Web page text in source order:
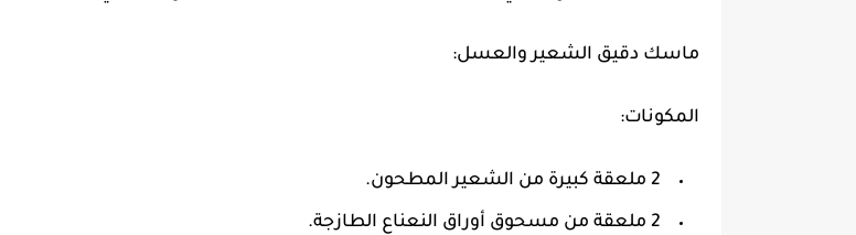
ماسك دقيق الشعير والعسل:
المكونات:
2 ملعقة كبيرة من الشعير المطحون.
2 ملعقة من مسحوق أوراق النعناع الطازجة.